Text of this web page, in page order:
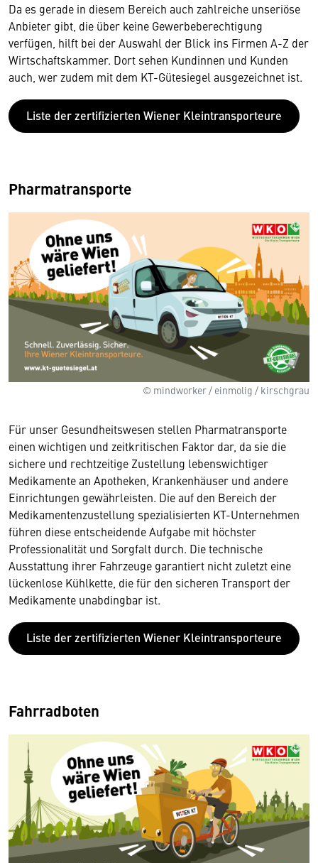
Da es gerade in diesem Bereich auch zahlreiche unseriöse
Anbieter gibt, die über keine Gewerbeberechtigung
verfügen, hilft bei der Auswahl der Blick ins Firmen A-Z der
Wirtschaftskammer. Dort sehen Kundinnen und Kunden
auch, wer zudem mit dem KT-Gütesiegel ausgezeichnet ist.
Liste der zertifizierten Wiener Kleintransporteure
Pharmatransporte
© mindworker / einmolig / kirschgrau
Für unser Gesundheitswesen stellen Pharmatransporte
einen wichtigen und zeitkritischen Faktor dar, da sie die
sichere und rechtzeitige Zustellung lebenswichtiger
Medikamente an Apotheken, Krankenhäuser und andere
Einrichtungen gewährleisten. Die auf den Bereich der
Medikamentenzustellung spezialisierten KT-Unternehmen
führen diese entscheidende Aufgabe mit höchster
Professionalität und Sorgfalt durch. Die technische
Ausstattung ihrer Fahrzeuge garantiert nicht zuletzt eine
lückenlose Kühlkette, die für den sicheren Transport der
Medikamente unabdingbar ist.
Liste der zertifizierten Wiener Kleintransporteure
Fahrradboten